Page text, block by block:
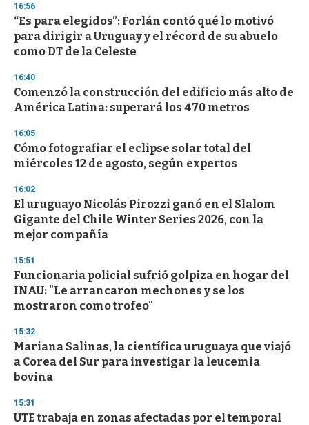
d
s
o
f
3
s
e
c
o
d
s
16:56
“Es para elegidos”: Forlán contó qué lo motivó
para dirigir a Uruguay y el récord de su abuelo
como DT de la Celeste
16:40
Comenzó la construcción del edificio más alto de
América Latina: superará los 470 metros
16:05
Cómo fotografiar el eclipse solar total del
miércoles 12 de agosto, según expertos
16:02
El uruguayo Nicolás Pirozzi ganó en el Slalom
Gigante del Chile Winter Series 2026, con la
mejor compañía
15:51
Funcionaria policial sufrió golpiza en hogar del
INAU: "Le arrancaron mechones y se los
mostraron como trofeo"
15:32
Mariana Salinas, la científica uruguaya que viajó
a Corea del Sur para investigar la leucemia
bovina
15:31
UTE trabaja en zonas afectadas por el temporal